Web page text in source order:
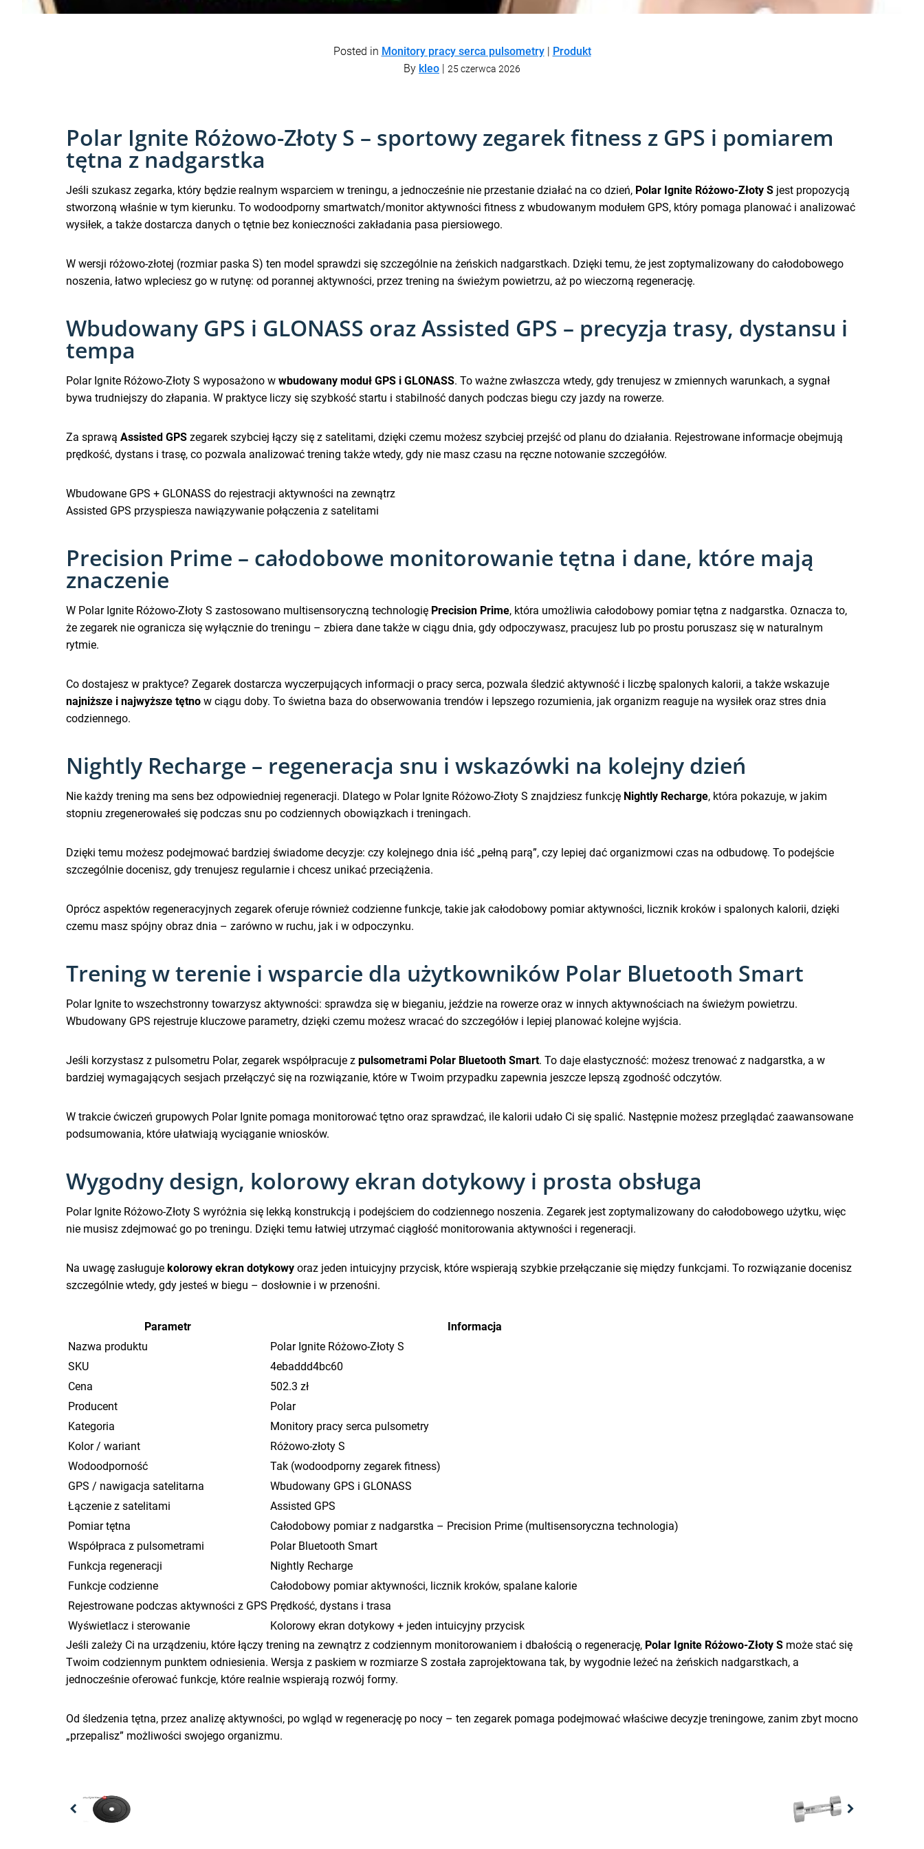
Posted in Monitory pracy serca pulsometry| Produkt
By kleo | 25 czerwca 2026
Polar Ignite Różowo-Złoty S – sportowy zegarek fitness z GPS i pomiarem
tętna z nadgarstka
Jeśli szukasz zegarka, który będzie realnym wsparciem w treningu, a jednocześnie nie przestanie działać na co dzień, Polar Ignite Różowo-Złoty S jest propozycją
stworzoną właśnie w tym kierunku. To wodoodporny smartwatch/monitor aktywności fitness z wbudowanym modułem GPS, który pomaga planować i analizować
wysiłek, a także dostarcza danych o tętnie bez konieczności zakładania pasa piersiowego.
W wersji różowo-złotej (rozmiar paska S) ten model sprawdzi się szczególnie na żeńskich nadgarstkach. Dzięki temu, że jest zoptymalizowany do całodobowego
noszenia, łatwo wpleciesz go w rutynę: od porannej aktywności, przez trening na świeżym powietrzu, aż po wieczorną regenerację.
Wbudowany GPS i GLONASS oraz Assisted GPS – precyzja trasy, dystansu i
tempa
Polar Ignite Różowo-Złoty S wyposażono w wbudowany moduł GPS i GLONASS. To ważne zwłaszcza wtedy, gdy trenujesz w zmiennych warunkach, a sygnał
bywa trudniejszy do złapania. W praktyce liczy się szybkość startu i stabilność danych podczas biegu czy jazdy na rowerze.
Za sprawą Assisted GPS zegarek szybciej łączy się z satelitami, dzięki czemu możesz szybciej przejść od planu do działania. Rejestrowane informacje obejmują
prędkość, dystans i trasę, co pozwala analizować trening także wtedy, gdy nie masz czasu na ręczne notowanie szczegółów.
Wbudowane GPS + GLONASS do rejestracji aktywności na zewnątrz
Assisted GPS przyspiesza nawiązywanie połączenia z satelitami
Precision Prime – całodobowe monitorowanie tętna i dane, które mają
znaczenie
W Polar Ignite Różowo-Złoty S zastosowano multisensoryczną technologię Precision Prime, która umożliwia całodobowy pomiar tętna z nadgarstka. Oznacza to,
że zegarek nie ogranicza się wyłącznie do treningu – zbiera dane także w ciągu dnia, gdy odpoczywasz, pracujesz lub po prostu poruszasz się w naturalnym
rytmie.
Co dostajesz w praktyce? Zegarek dostarcza wyczerpujących informacji o pracy serca, pozwala śledzić aktywność i liczbę spalonych kalorii, a także wskazuje
najniższe i najwyższe tętno w ciągu doby. To świetna baza do obserwowania trendów i lepszego rozumienia, jak organizm reaguje na wysiłek oraz stres dnia
codziennego.
Nightly Recharge – regeneracja snu i wskazówki na kolejny dzień
Nie każdy trening ma sens bez odpowiedniej regeneracji. Dlatego w Polar Ignite Różowo-Złoty S znajdziesz funkcję Nightly Recharge, która pokazuje, w jakim
stopniu zregenerowałeś się podczas snu po codziennych obowiązkach i treningach.
Dzięki temu możesz podejmować bardziej świadome decyzje: czy kolejnego dnia iść „pełną parą”, czy lepiej dać organizmowi czas na odbudowę. To podejście
szczególnie docenisz, gdy trenujesz regularnie i chcesz unikać przeciążenia.
Oprócz aspektów regeneracyjnych zegarek oferuje również codzienne funkcje, takie jak całodobowy pomiar aktywności, licznik kroków i spalonych kalorii, dzięki
czemu masz spójny obraz dnia – zarówno w ruchu, jak i w odpoczynku.
Trening w terenie i wsparcie dla użytkowników Polar Bluetooth Smart
Polar Ignite to wszechstronny towarzysz aktywności: sprawdza się w bieganiu, jeździe na rowerze oraz w innych aktywnościach na świeżym powietrzu.
Wbudowany GPS rejestruje kluczowe parametry, dzięki czemu możesz wracać do szczegółów i lepiej planować kolejne wyjścia.
Jeśli korzystasz z pulsometru Polar, zegarek współpracuje z pulsometrami Polar Bluetooth Smart. To daje elastyczność: możesz trenować z nadgarstka, a w
bardziej wymagających sesjach przełączyć się na rozwiązanie, które w Twoim przypadku zapewnia jeszcze lepszą zgodność odczytów.
W trakcie ćwiczeń grupowych Polar Ignite pomaga monitorować tętno oraz sprawdzać, ile kalorii udało Ci się spalić. Następnie możesz przeglądać zaawansowane
podsumowania, które ułatwiają wyciąganie wniosków.
Wygodny design, kolorowy ekran dotykowy i prosta obsługa
Polar Ignite Różowo-Złoty S wyróżnia się lekką konstrukcją i podejściem do codziennego noszenia. Zegarek jest zoptymalizowany do całodobowego użytku, więc
nie musisz zdejmować go po treningu. Dzięki temu łatwiej utrzymać ciągłość monitorowania aktywności i regeneracji.
Na uwagę zasługuje kolorowy ekran dotykowy oraz jeden intuicyjny przycisk, które wspierają szybkie przełączanie się między funkcjami. To rozwiązanie docenisz
szczególnie wtedy, gdy jesteś w biegu – dosłownie i w przenośni.
Parametr
Informacja
Nazwa produktu
Polar Ignite Różowo-Złoty S
SKU
4ebaddd4bc60
Cena
502.3 zł
Producent
Polar
Kategoria
Monitory pracy serca pulsometry
Kolor / wariant
Różowo-złoty S
Wodoodporność
Tak (wodoodporny zegarek fitness)
GPS / nawigacja satelitarna
Wbudowany GPS i GLONASS
Łączenie z satelitami
Assisted GPS
Pomiar tętna
Całodobowy pomiar z nadgarstka – Precision Prime (multisensoryczna technologia)
Współpraca z pulsometrami
Polar Bluetooth Smart
Funkcja regeneracji
Nightly Recharge
Funkcje codzienne
Całodobowy pomiar aktywności, licznik kroków, spalane kalorie
Rejestrowane podczas aktywności z GPS Prędkość, dystans i trasa
Wyświetlacz i sterowanie
Kolorowy ekran dotykowy + jeden intuicyjny przycisk
Jeśli zależy Ci na urządzeniu, które łączy trening na zewnątrz z codziennym monitorowaniem i dbałością o regenerację, Polar Ignite Różowo-Złoty S może stać się
Twoim codziennym punktem odniesienia. Wersja z paskiem w rozmiarze S została zaprojektowana tak, by wygodnie leżeć na żeńskich nadgarstkach, a
jednocześnie oferować funkcje, które realnie wspierają rozwój formy.
Od śledzenia tętna, przez analizę aktywności, po wgląd w regenerację po nocy – ten zegarek pomaga podejmować właściwe decyzje treningowe, zanim zbyt mocno
„przepalisz” możliwości swojego organizmu.